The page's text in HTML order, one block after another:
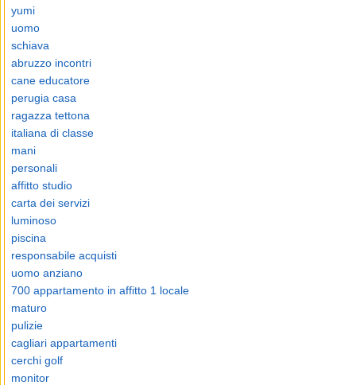
yumi
uomo
schiava
abruzzo incontri
cane educatore
perugia casa
ragazza tettona
italiana di classe
mani
personali
affitto studio
carta dei servizi
luminoso
piscina
responsabile acquisti
uomo anziano
700 appartamento in affitto 1 locale
maturo
pulizie
cagliari appartamenti
cerchi golf
monitor